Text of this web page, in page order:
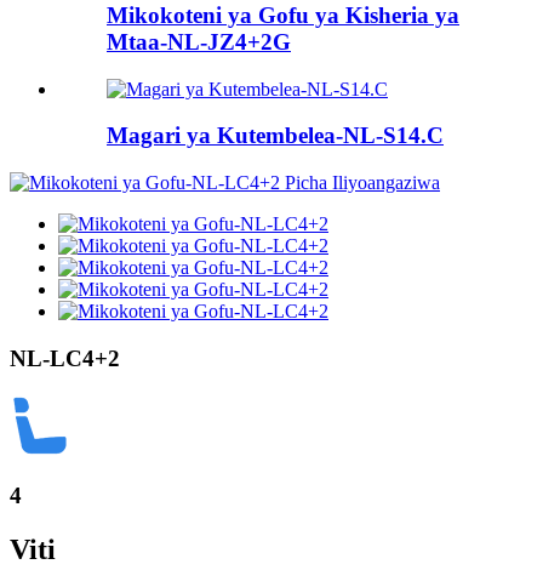
Mikokoteni ya Gofu ya Kisheria ya
Mtaa-NL-JZ4+2G
Magari ya Kutembelea-NL-S14.C
NL-LC4+2
4
Viti